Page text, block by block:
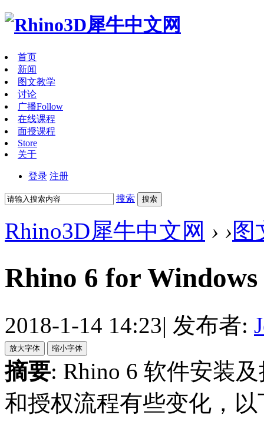
首页
新闻
图文教学
讨论
广播Follow
在线课程
面授课程
Store
关于
登录 注册
搜索 搜索
Rhino3D犀牛中文网 › ›图
Rhino 6 for
2018-1-14 14:23| 发布者:
摘要: Rhino 6 软件安装
和授权流程有些变化，